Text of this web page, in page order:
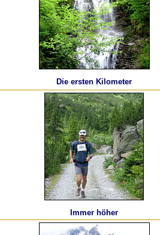
Die ersten Kilometer
Immer höher